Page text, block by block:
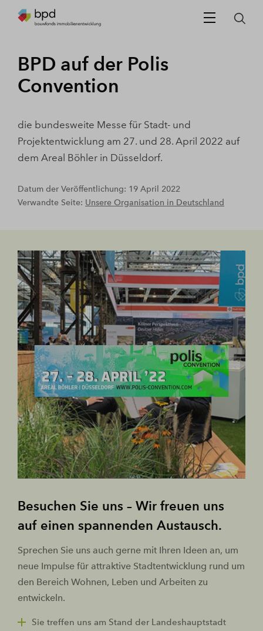
BPD auf der Polis
Convention
die bundesweite Messe für Stadt- und
Projektentwicklung am 27. und 28. April 2022 auf
dem Areal Böhler in Düsseldorf.
Datum der Veröffentlichung: 19 April 2022
Verwandte Seite: Unsere Organisation in Deutschland
Besuchen Sie uns – Wir freuen uns
auf einen spannenden Austausch.
Sprechen Sie uns auch gerne mit Ihren Ideen an, um
neue Impulse für attraktive Stadtentwicklung rund um
den Bereich Wohnen, Leben und Arbeiten zu
entwickeln.
Sie treffen uns am Stand der Landeshauptstadt